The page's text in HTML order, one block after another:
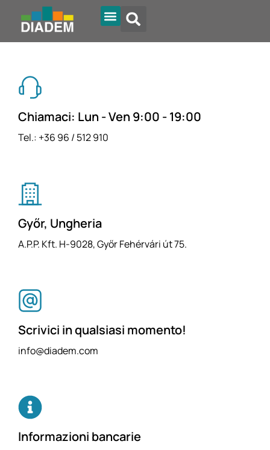
Chiamaci: Lun - Ven 9:00 - 19:00
Tel.: +36 96 / 512 910
Győr, Ungheria
A.P.P. Kft. H-9028, Győr Fehérvári út 75.
Scrivici in qualsiasi momento!
info@diadem.com
Informazioni bancarie